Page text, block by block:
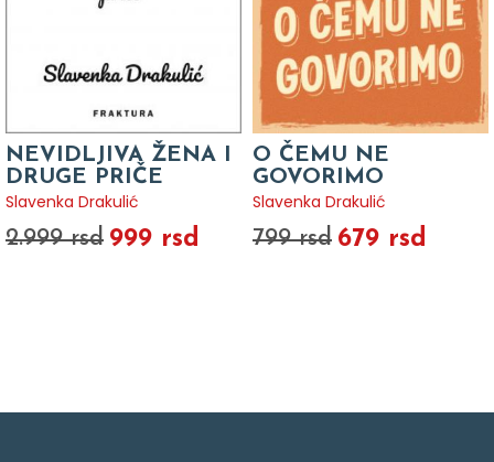
NEVIDLJIVA ŽENA I
DRUGE PRIČE
Slavenka Drakulić
2.999 rsd 999 rsd
O ČEMU NE
GOVORIMO
Slavenka Drakulić
799 rsd 679 rsd